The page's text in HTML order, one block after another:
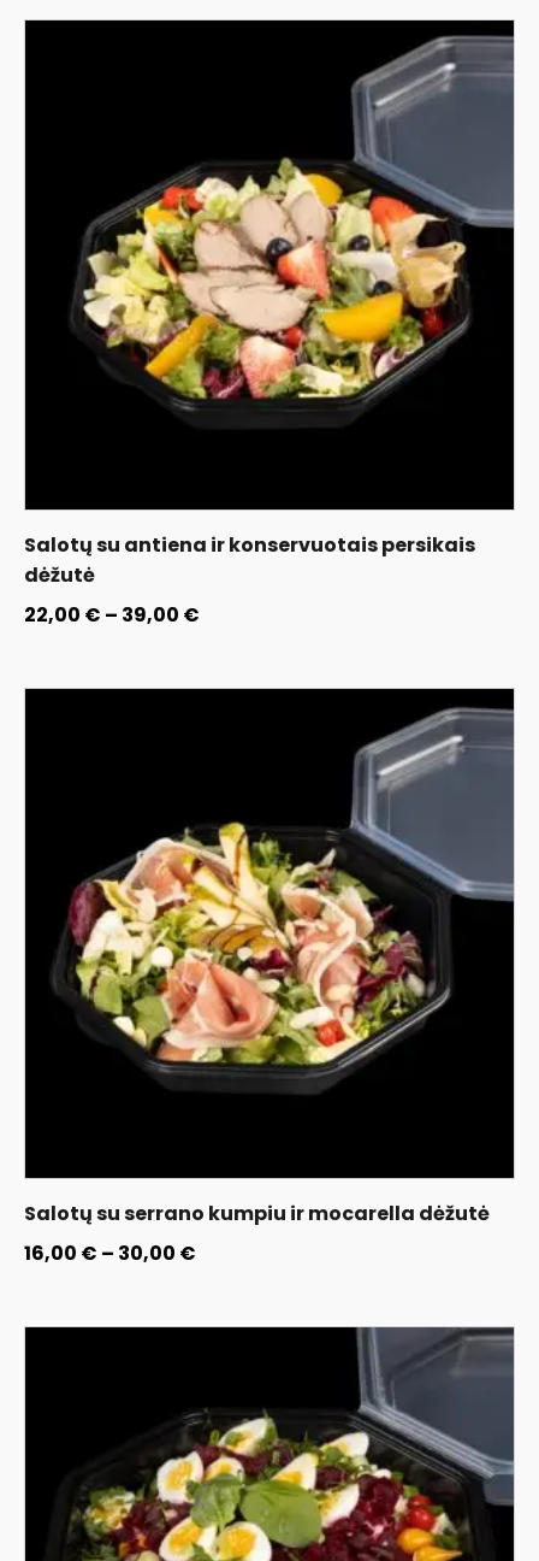
Salotų su antiena ir konservuotais persikais
dėžutė
22,00 € – 39,00 €
Salotų su serrano kumpiu ir mocarella dėžutė
16,00 € – 30,00 €